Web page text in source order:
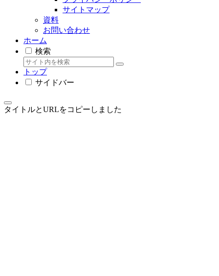
サイトマップ
資料
お問い合わせ
ホーム
検索
トップ
サイドバー
タイトルとURLをコピーしました